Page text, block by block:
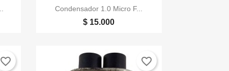
Vista rápida
Condensador 1.0 Micro F...
$ 15.000
favorite_border favorite_border